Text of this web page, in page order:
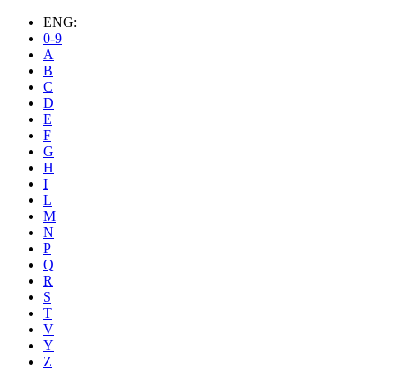
ENG:
0-9
A
B
C
D
E
F
G
H
I
L
M
N
P
Q
R
S
T
V
Y
Z